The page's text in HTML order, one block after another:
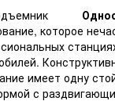
которое
имеет одну
с